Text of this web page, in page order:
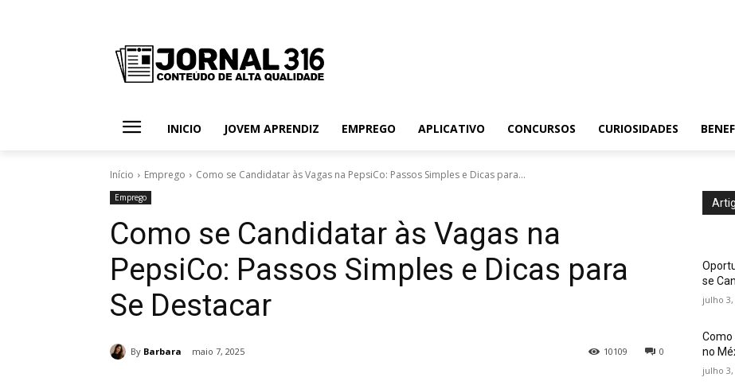
INICIO JOVEM APRENDIZ EMPREGO APLICATIVO CONCURSOS CURIOSIDADES
Início Emprego Como se Candidatar às Vagas na PepsiCo: Passos Simples e Dicas para...
Emprego
Como se Candidatar às Vagas na
PepsiCo: Passos Simples e Dicas para
Se Destacar
By Barbara maio 7, 2025 0
10109
se
julho 3,
Como
no
julho 3,